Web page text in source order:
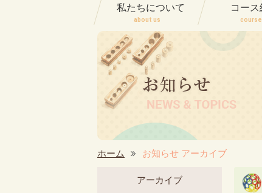
私たちについて
about us
コース
course
ホーム お知らせ アーカイブ
アーカイブ